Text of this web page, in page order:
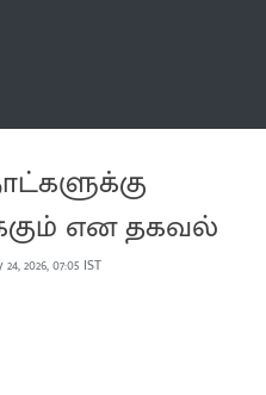
என தகவல்
2026, 07:05 IST